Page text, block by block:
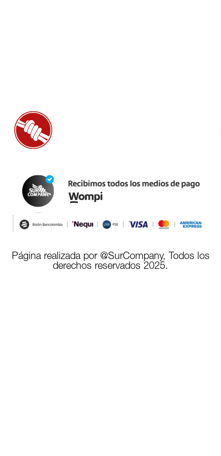
Página realizada por @SurCompany, Todos los
derechos reservados 2025.